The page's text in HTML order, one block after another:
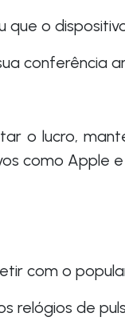
que o
conferência
o lucro,
como Apple
com o
relógios de